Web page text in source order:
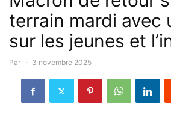
terrain mardi avec
sur les jeunes et
Par - 3 novembre 2025